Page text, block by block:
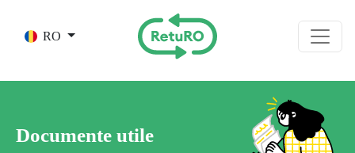
RO
Documente utile